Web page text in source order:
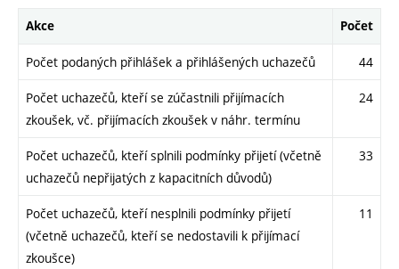
Akce Počet
Počet podaných přihlášek a přihlášených uchazečů 44
Počet uchazečů, kteří se zúčastnili přijímacích
zkoušek, vč. přijímacích zkoušek v náhr. termínu
24
Počet uchazečů, kteří splnili podmínky přijetí (včetně
uchazečů nepřijatých z kapacitních důvodů)
33
Počet uchazečů, kteří nesplnili podmínky přijetí
(včetně uchazečů, kteří se nedostavili k přijímací
zkoušce)
11